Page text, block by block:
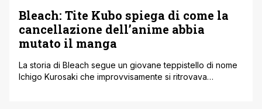
Bleach: Tite Kubo spiega di come la
cancellazione dell’anime abbia
mutato il manga
La storia di Bleach segue un giovane teppistello di nome
Ichigo Kurosaki che improvvisamente si ritrovava